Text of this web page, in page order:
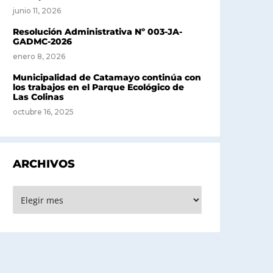
junio 11, 2026
Resolución Administrativa Nº 003-JA-
GADMC-2026
enero 8, 2026
Municipalidad de Catamayo continúa con
los trabajos en el Parque Ecológico de
Las Colinas
octubre 16, 2025
ARCHIVOS